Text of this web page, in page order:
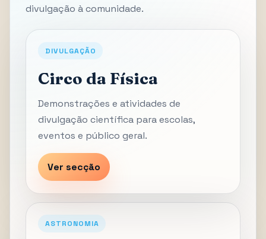
divulgação à comunidade.
DIVULGAÇÃO
Circo da Física
Demonstrações e atividades de
divulgação científica para escolas,
eventos e público geral.
Ver secção
ASTRONOMIA